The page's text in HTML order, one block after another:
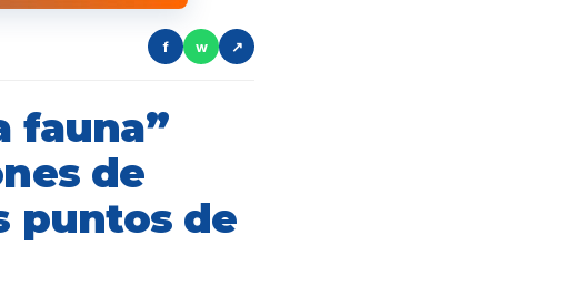
f w ↗
fauna”
de
puntos de